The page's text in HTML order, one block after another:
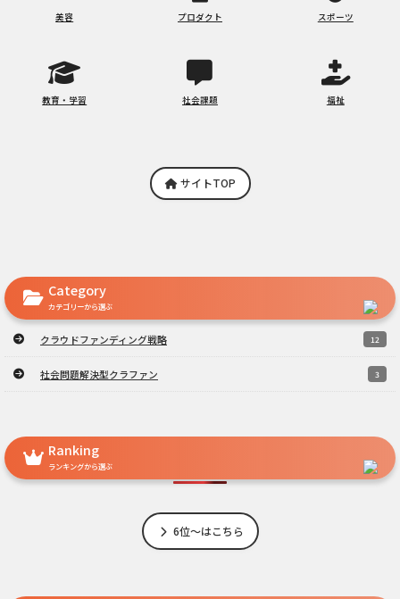
美容 プロダクト スポーツ
教育・学習 社会課題 福祉
サイトTOP
Category
カテゴリーから選ぶ
クラウドファンディング戦略 12
社会問題解決型クラファン 3
Ranking
ランキングから選ぶ
6位～はこちら